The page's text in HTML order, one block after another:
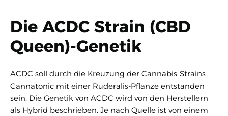
Die ACDC Strain (CBD
Queen)-Genetik
ACDC soll durch die Kreuzung der Cannabis-Strains
Cannatonic mit einer Ruderalis-Pflanze entstanden
sein. Die Genetik von ACDC wird von den Herstellern
als Hybrid beschrieben. Je nach Quelle ist von einem